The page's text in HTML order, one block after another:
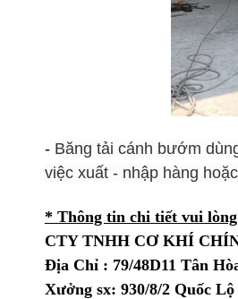
- Băng tải cánh bướm
việc xuất - nhập hàng
* Thông tin chi tiết vui
CTY TNHH CƠ KHÍ
Địa Chỉ : 79/48D11 Tân
Xưởng sx: 930/8/2 Quốc